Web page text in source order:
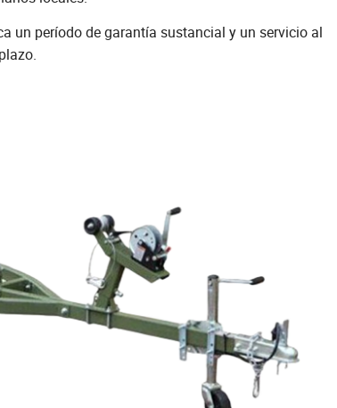
un período de garantía sustancial y un servicio al